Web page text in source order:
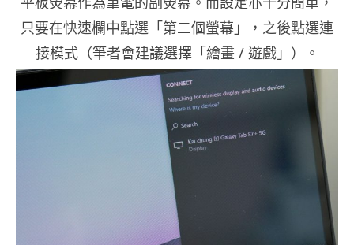
只要在快速欄中點選「第二個螢幕」，之後點選連
接模式（筆者會建議選擇「繪畫 / 遊戲」）。